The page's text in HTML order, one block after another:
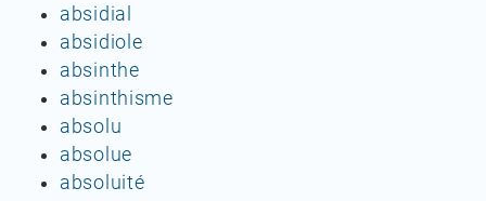
absidial
absidiole
absinthe
absinthisme
absolu
absolue
absoluité